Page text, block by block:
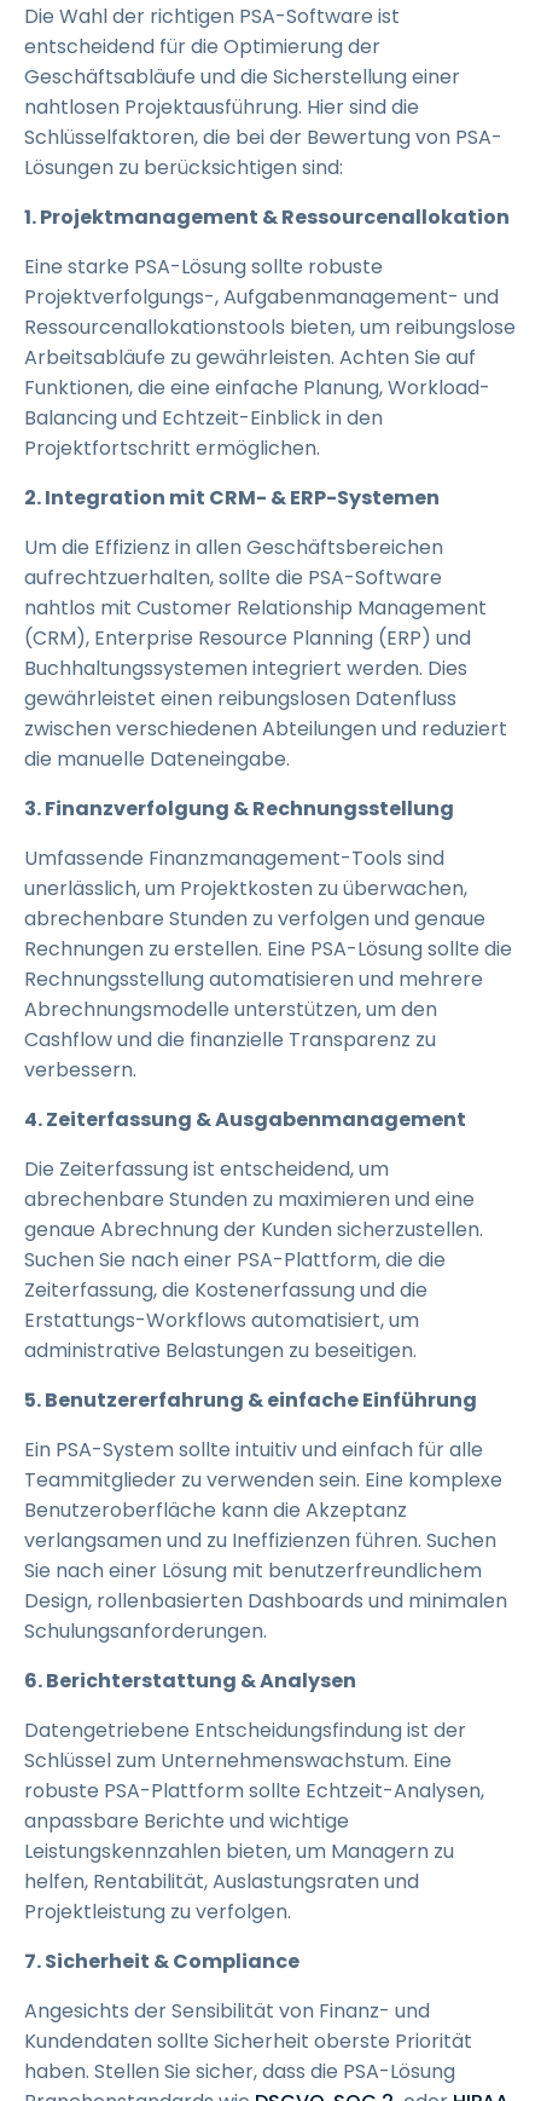
Die Wahl der richtigen PSA-Software ist
entscheidend für die Optimierung der
Geschäftsabläufe und die Sicherstellung einer
nahtlosen Projektausführung. Hier sind die
Schlüsselfaktoren, die bei der Bewertung von PSA-
Lösungen zu berücksichtigen sind:
1. Projektmanagement & Ressourcenallokation
Eine starke PSA-Lösung sollte robuste
Projektverfolgungs-, Aufgabenmanagement- und
Ressourcenallokationstools bieten, um reibungslose
Arbeitsabläufe zu gewährleisten. Achten Sie auf
Funktionen, die eine einfache Planung, Workload-
Balancing und Echtzeit-Einblick in den
Projektfortschritt ermöglichen.
2. Integration mit CRM- & ERP-Systemen
Um die Effizienz in allen Geschäftsbereichen
aufrechtzuerhalten, sollte die PSA-Software
nahtlos mit Customer Relationship Management
(CRM), Enterprise Resource Planning (ERP) und
Buchhaltungssystemen integriert werden. Dies
gewährleistet einen reibungslosen Datenfluss
zwischen verschiedenen Abteilungen und reduziert
die manuelle Dateneingabe.
3. Finanzverfolgung & Rechnungsstellung
Umfassende Finanzmanagement-Tools sind
unerlässlich, um Projektkosten zu überwachen,
abrechenbare Stunden zu verfolgen und genaue
Rechnungen zu erstellen. Eine PSA-Lösung sollte die
Rechnungsstellung automatisieren und mehrere
Abrechnungsmodelle unterstützen, um den
Cashflow und die finanzielle Transparenz zu
verbessern.
4. Zeiterfassung & Ausgabenmanagement
Die Zeiterfassung ist entscheidend, um
abrechenbare Stunden zu maximieren und eine
genaue Abrechnung der Kunden sicherzustellen.
Suchen Sie nach einer PSA-Plattform, die die
Zeiterfassung, die Kostenerfassung und die
Erstattungs-Workflows automatisiert, um
administrative Belastungen zu beseitigen.
5. Benutzererfahrung & einfache Einführung
Ein PSA-System sollte intuitiv und einfach für alle
Teammitglieder zu verwenden sein. Eine komplexe
Benutzeroberfläche kann die Akzeptanz
verlangsamen und zu Ineffizienzen führen. Suchen
Sie nach einer Lösung mit benutzerfreundlichem
Design, rollenbasierten Dashboards und minimalen
Schulungsanforderungen.
6. Berichterstattung & Analysen
Datengetriebene Entscheidungsfindung ist der
Schlüssel zum Unternehmenswachstum. Eine
robuste PSA-Plattform sollte Echtzeit-Analysen,
anpassbare Berichte und wichtige
Leistungskennzahlen bieten, um Managern zu
helfen, Rentabilität, Auslastungsraten und
Projektleistung zu verfolgen.
7. Sicherheit & Compliance
Angesichts der Sensibilität von Finanz- und
Kundendaten sollte Sicherheit oberste Priorität
haben. Stellen Sie sicher, dass die PSA-Lösung